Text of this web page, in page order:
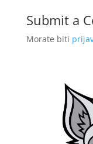
Submit a
Morate biti